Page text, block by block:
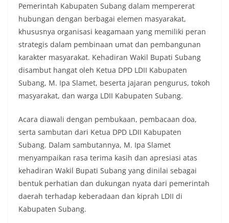
Pemerintah Kabupaten Subang dalam mempererat
hubungan dengan berbagai elemen masyarakat,
khususnya organisasi keagamaan yang memiliki peran
strategis dalam pembinaan umat dan pembangunan
karakter masyarakat. Kehadiran Wakil Bupati Subang
disambut hangat oleh Ketua DPD LDII Kabupaten
Subang, M. Ipa Slamet, beserta jajaran pengurus, tokoh
masyarakat, dan warga LDII Kabupaten Subang.
Acara diawali dengan pembukaan, pembacaan doa,
serta sambutan dari Ketua DPD LDII Kabupaten
Subang. Dalam sambutannya, M. Ipa Slamet
menyampaikan rasa terima kasih dan apresiasi atas
kehadiran Wakil Bupati Subang yang dinilai sebagai
bentuk perhatian dan dukungan nyata dari pemerintah
daerah terhadap keberadaan dan kiprah LDII di
Kabupaten Subang.